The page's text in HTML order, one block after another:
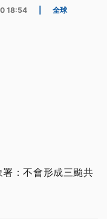
18:54 全球
：不會形成三颱共